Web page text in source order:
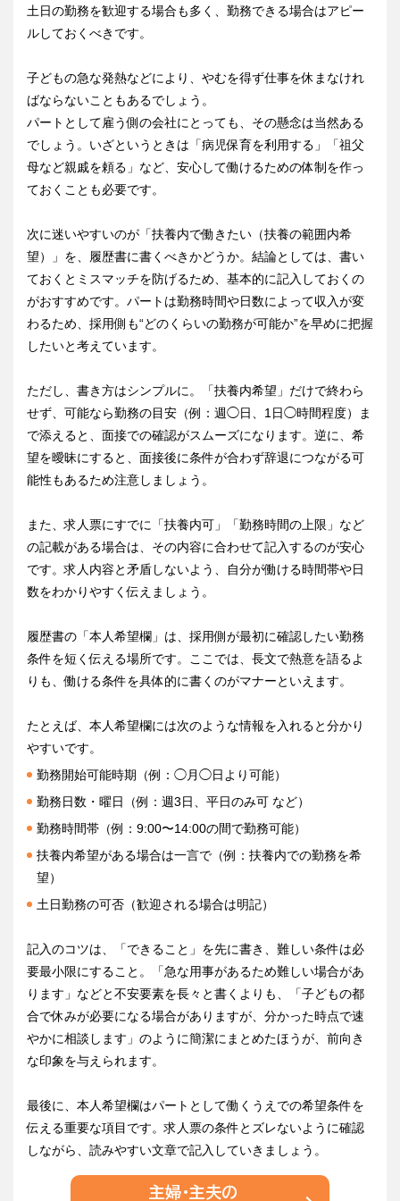
土日の勤務を歓迎する場合も多く、勤務できる場合はアピー
ルしておくべきです。
子どもの急な発熱などにより、やむを得ず仕事を休まなけれ
ばならないこともあるでしょう。
パートとして雇う側の会社にとっても、その懸念は当然ある
でしょう。いざというときは「病児保育を利用する」「祖父
母など親戚を頼る」など、安心して働けるための体制を作っ
ておくことも必要です。
次に迷いやすいのが「扶養内で働きたい（扶養の範囲内希
望）」を、履歴書に書くべきかどうか。結論としては、書い
ておくとミスマッチを防げるため、基本的に記入しておくの
がおすすめです。パートは勤務時間や日数によって収入が変
わるため、採用側も“どのくらいの勤務が可能か”を早めに把握
したいと考えています。
ただし、書き方はシンプルに。「扶養内希望」だけで終わら
せず、可能なら勤務の目安（例：週◯日、1日◯時間程度）ま
で添えると、面接での確認がスムーズになります。逆に、希
望を曖昧にすると、面接後に条件が合わず辞退につながる可
能性もあるため注意しましょう。
また、求人票にすでに「扶養内可」「勤務時間の上限」など
の記載がある場合は、その内容に合わせて記入するのが安心
です。求人内容と矛盾しないよう、自分が働ける時間帯や日
数をわかりやすく伝えましょう。
履歴書の「本人希望欄」は、採用側が最初に確認したい勤務
条件を短く伝える場所です。ここでは、長文で熱意を語るよ
りも、働ける条件を具体的に書くのがマナーといえます。
たとえば、本人希望欄には次のような情報を入れると分かり
やすいです。
勤務開始可能時期（例：◯月◯日より可能）
勤務日数・曜日（例：週3日、平日のみ可 など）
勤務時間帯（例：9:00〜14:00の間で勤務可能）
扶養内希望がある場合は一言で（例：扶養内での勤務を希
望）
土日勤務の可否（歓迎される場合は明記）
記入のコツは、「できること」を先に書き、難しい条件は必
要最小限にすること。「急な用事があるため難しい場合があ
ります」などと不安要素を長々と書くよりも、「子どもの都
合で休みが必要になる場合がありますが、分かった時点で速
やかに相談します」のように簡潔にまとめたほうが、前向き
な印象を与えられます。
最後に、本人希望欄はパートとして働くうえでの希望条件を
伝える重要な項目です。求人票の条件とズレないように確認
しながら、読みやすい文章で記入していきましょう。
主婦・主夫の